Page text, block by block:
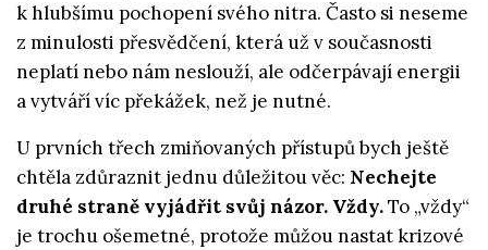
k hlubšímu pochopení svého nitra. Často si neseme
z minulosti přesvědčení, která už v současnosti
neplatí nebo nám neslouží, ale odčerpávají energii
a vytváří víc překážek, než je nutné.
U prvních třech zmiňovaných přístupů bych ještě
chtěla zdůraznit jednu důležitou věc: Nechejte
druhé straně vyjádřit svůj názor. Vždy.To „vždy“
je trochu ošemetné, protože můžou nastat krizové